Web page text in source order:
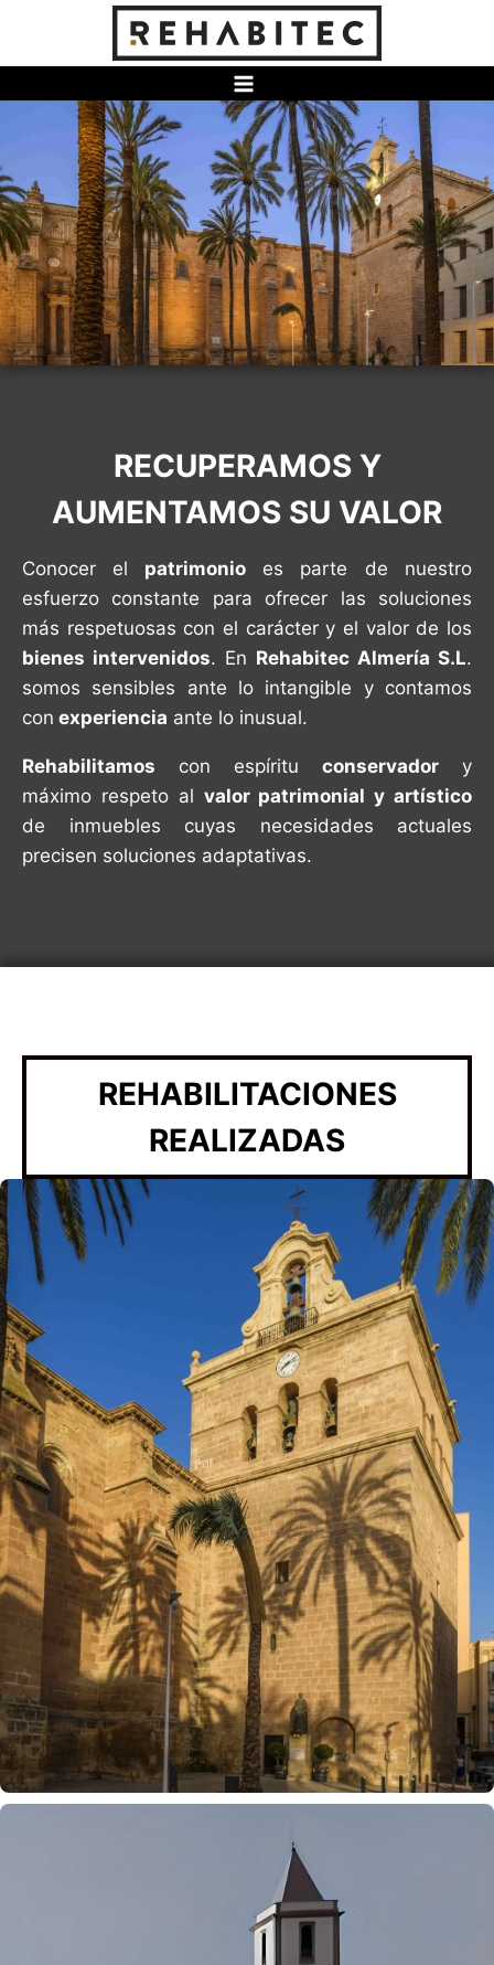
contenido
RECUPERAMOS Y
AUMENTAMOS SU VALOR
Conocer el patrimonioes parte de nuestro
esfuerzo constante para ofrecer las soluciones
más respetuosas con el carácter y el valor de los
bienes intervenidos. En Rehabitec Almería S.L.
somos sensibles ante lo intangible y contamos
con experiencia ante lo inusual.
Rehabilitamos con espíritu conservador y
máximo respeto al valor patrimonial y artístico
de inmuebles cuyas necesidades actuales
precisen soluciones adaptativas.
REHABILITACIONES
REALIZADAS